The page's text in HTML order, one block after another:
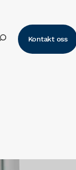
Kontakt oss